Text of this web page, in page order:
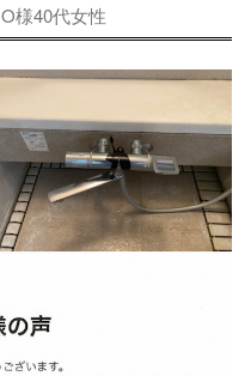
O様40代女性